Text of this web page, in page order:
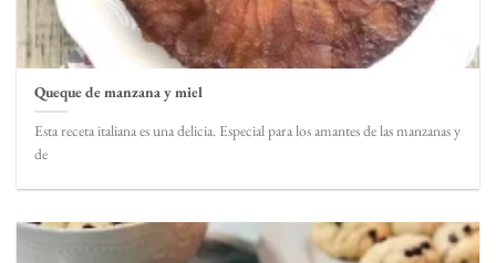
Queque de manzana y miel
Esta receta italiana es una delicia. Especial para los amantes de las manzanas y
de